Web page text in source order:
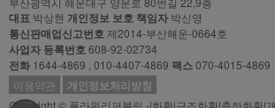
대표 박상현 개인정보 보호 책임자 박신영
통신판매업신고번호제2014-부산해운-0664호
사업자 등록번호608-92-02734
전화 1644-4869 , 010-4407-4869 팩스070-4015-4869
이용약관
개인정보처리방침